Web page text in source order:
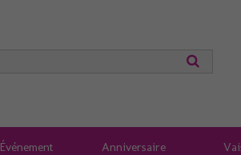
Événement Anniversaire